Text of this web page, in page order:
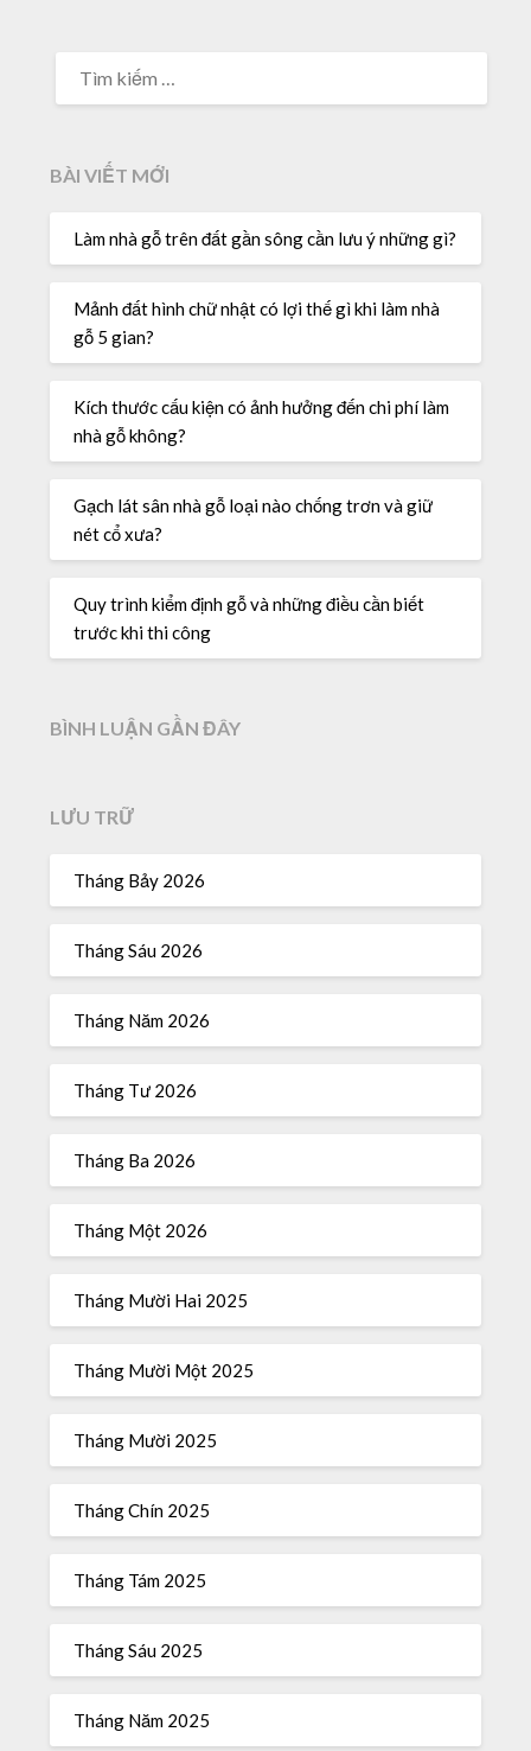
KIẾM
BÀI VIẾT MỚI
Làm nhà gỗ trên đất gần sông cần lưu ý những gì?
Mảnh đất hình chữ nhật có lợi thế gì khi làm nhà
gỗ 5 gian?
Kích thước cấu kiện có ảnh hưởng đến chi phí làm
nhà gỗ không?
Gạch lát sân nhà gỗ loại nào chống trơn và giữ
nét cổ xưa?
Quy trình kiểm định gỗ và những điều cần biết
trước khi thi công
BÌNH LUẬN GẦN ĐÂY
LƯU TRỮ
Tháng Bảy 2026
Tháng Sáu 2026
Tháng Năm 2026
Tháng Tư 2026
Tháng Ba 2026
Tháng Một 2026
Tháng Mười Hai 2025
Tháng Mười Một 2025
Tháng Mười 2025
Tháng Chín 2025
Tháng Tám 2025
Tháng Sáu 2025
Tháng Năm 2025